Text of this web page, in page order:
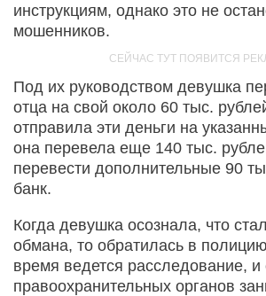
инструкциям, однако это не
мошенников.
Под их руководством девушка
отца на свой около 60 тыс.
отправила эти деньги на
она перевела еще 140 тыс.
перевести дополнительные 90
банк.
Когда девушка осознала, что
обмана, то обратилась в
время ведется расследование, и
правоохранительных органов